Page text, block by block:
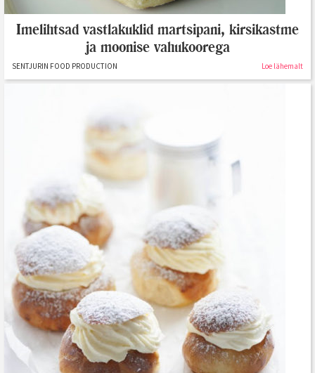
Imelihtsad vastlakuklid martsipani, kirsikastme
ja moonise vahukoorega
SENTJURIN FOOD PRODUCTION Loe lähemalt